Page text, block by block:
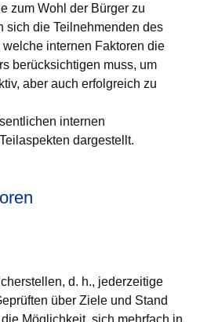
zum Wohl der Bürger zu
sich die Teilnehmenden des
internen Faktoren die
berücksichtigen muss, um
aber auch erfolgreich zu
internen
dargestellt.
d. h., jederzeitige
über Ziele und Stand